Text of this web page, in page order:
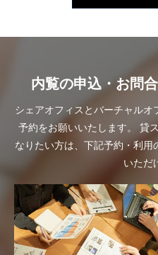
内覧の申込・お問
シェアオフィスとバーチャル
予約をお願いいたします。
貸
なりたい方は、下記予約・利
いただ